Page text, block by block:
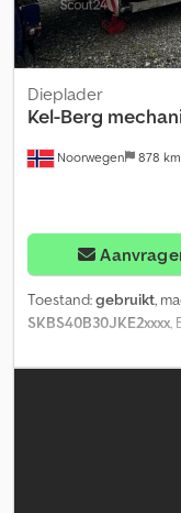
Noorwegen 878 km
Dieplader
Kel-Berg
Toestand:gebruikt,
SKBS40B30JKE2xxxx
referentienummer op
nieuwe EU-keuring
oprijplaten Lengte: